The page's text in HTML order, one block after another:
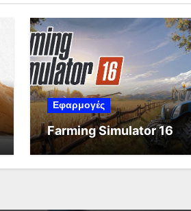
Εφαρμογές
Farming Simulator 16